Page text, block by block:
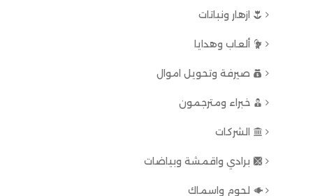
ازهار ونباتات
ألعاب وهدايا
صيرفة وتحويل اموال
خبراء ومترجمون
الشركات
برادي واقمشة وبياضات
لحوم واسماك